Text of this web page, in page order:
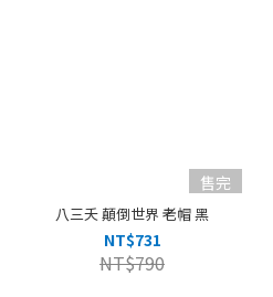
售完
八三夭 顛倒世界 老帽 黑
NT$731
NT$790